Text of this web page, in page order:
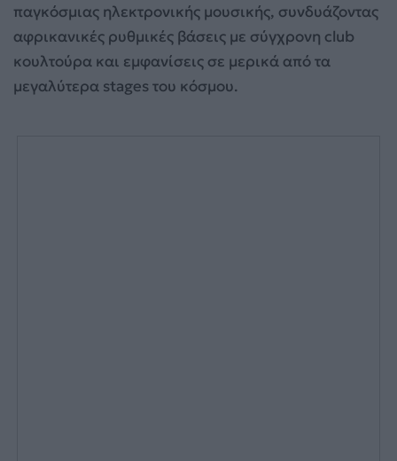
παγκόσμιας ηλεκτρονικής μουσικής, συνδυάζοντας
αφρικανικές ρυθμικές βάσεις με σύγχρονη club
κουλτούρα και εμφανίσεις σε μερικά από τα
μεγαλύτερα stages του κόσμου.